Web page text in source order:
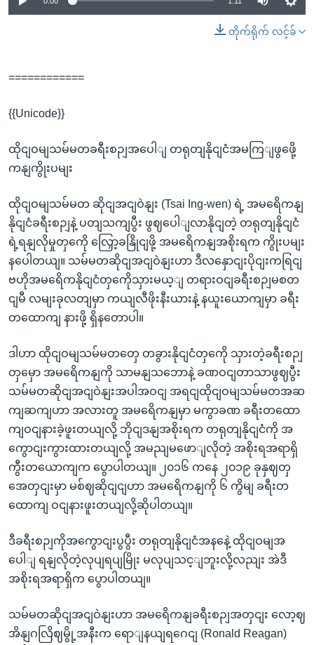
တိုက်ရိုက် လင့်ခ်
============
{{Unicode}}
ထိုငျဝမျသမ်မတခရီးစဉျအပေါျ တရုတျနိုငျငံအမကြျဖွဖေို့
ကနျကွိုးပမျး
ထိုငျဝမျသမ်မတ ဆိုငျအငျဝဲနျး (Tsai Ing-wen) ရဲ့ အမရေိကနျ
နိုငျငံခရီးစဉျနဲ့ ပတျသကျပွီး ဖွဈပေါျလာနိုငျတဲ့ တရုတျနိုငျငံ
ရဲ့ရနျလိုမှုတှကေို လြှော့ခနြိုငျဖို့ အမရေိကနျအစိုးရက ကွိုးပမျး
နပေါတယျ။ သမ်မတဆိုငျအငျဝဲနျးဟာ ဒီလနှောငျးပိုငျးကရြငျ
ဗဟိုအမရေိကနိုငျငံတှကေိုသှားမယ့ျ တရားဝငျခရီးစဉျမစတ
ငျမီ လမျးခုလတျမှာ ကယျလီဖိုးနီးယားနဲ့ နယူးယောကျမှာ ခရီး
တထောကျ နားဖို့ ရှိနတောပါ။
ဒါဟာ ထိုငျဝမျသမ်မတတှေ တခွားနိုငျငံတှကေို သှားတဲ့ခရီးစဉျ
တှမှော အမရေိကနျကို သာမနျသဘောနဲ့ ခဏဝငျတာသာဖွဈပွီး
သမ်မတဆိုငျအငျဝဲနျးအပါအဝငျ အရငျထိုငျဝမျသမ်မတအဆ
ကျဆကျဟာ အလားတူ အမရေိကနျမှာ မကွာခဏ ခရီးတထော
ကျဝငျနားခဲ့ဖူးတယျလို့ ဘိုငျဒနျအစိုးရက တရုတျနိုငျငံကို အ
ကွောငျးကွားထားတယျလို့ အမညျမဖောျလိုတဲ့ အစိုးရအရာရှိ
ကွီးတယောကျက ပွောပါတယျ။ ၂၀၁၆ ကနေ ၂၀၁၉ ခုနှဈတှ
အေတှငျးမှာ မစ်ဈဆိုငျငျဟာ အမရေိကနျကို ၆ ကွိမျ ခရီးတ
ထောကျ ဝငျနားဖူးတယျလို့ဆိုပါတယျ။
ဒီခရီးစဉျကိုအကွောငျးပွပွီး တရုတျနိုငျငံအနနေဲ့ ထိုငျဝမျအ
ပေါျ ရနျလိုတဲ့လုပျရပျမြိုး မလုပျသင့ျဘူးလို့လညျး အဲဒီ
အစိုးရအရာရှိက ပွောပါတယျ။
သမ်မတဆိုငျအငျဝဲနျးဟာ အမရေိကနျခရီးစဉျအတှငျး လော့ဈ
အိနျဂလြိဈမွို့အနီးက ရောျနယျရဂေငျ (Ronald Reagan)